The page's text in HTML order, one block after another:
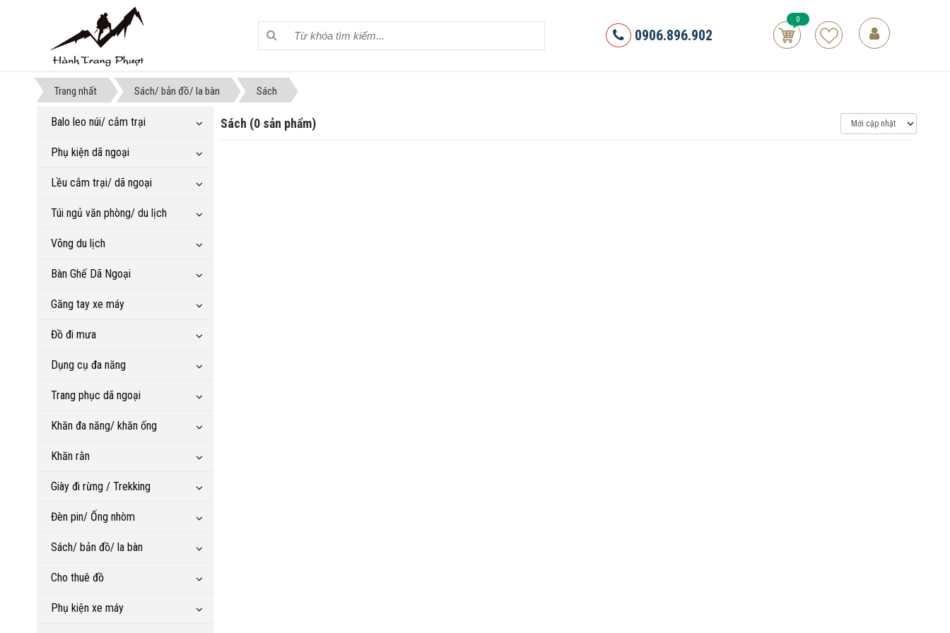
0906.896.902
0
Trang nhất Sách/ bản đồ/ la bàn Sách
Sách (0 sản phẩm)
Balo leo núi/ cắm trại
Phụ kiện dã ngoại
Lều cắm trại/ dã ngoại
Túi ngủ văn phòng/ du lịch
Võng du lịch
Bàn Ghế Dã Ngoại
Găng tay xe máy
Đồ đi mưa
Dụng cụ đa năng
Trang phục dã ngoại
Khăn đa năng/ khăn ống
Khăn rằn
Giày đi rừng / Trekking
Đèn pin/ Ống nhòm
Sách/ bản đồ/ la bàn
Cho thuê đồ
Phụ kiện xe máy